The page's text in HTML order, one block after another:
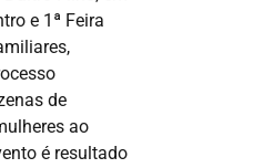
e 1ª Feira
de
ao
é resultado